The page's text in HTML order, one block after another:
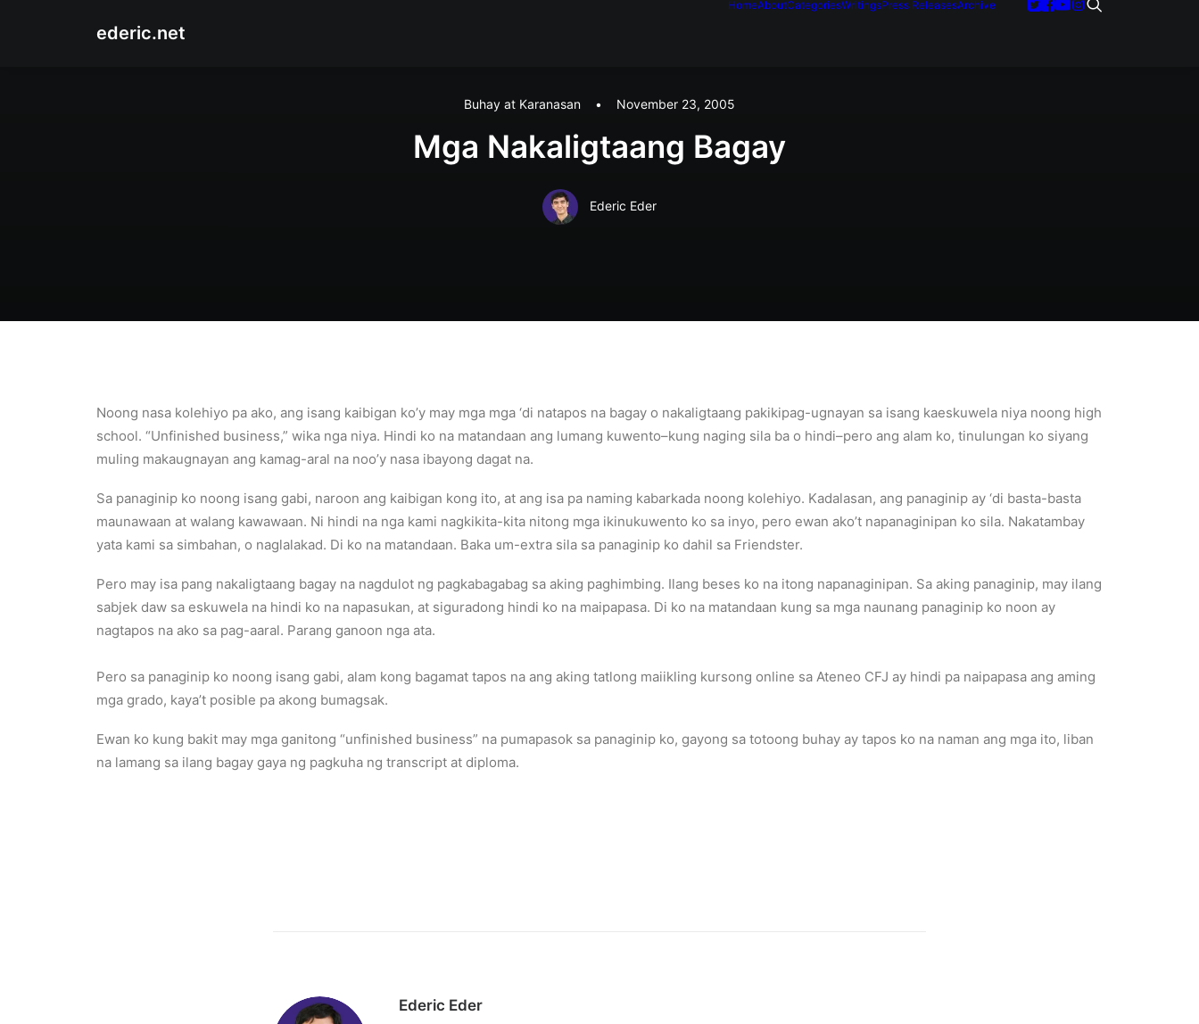
ederic.net
HomeAboutCategoriesWritingsPress ReleasesArchive
Buhay at Karanasan • November 23, 2005
Mga Nakaligtaang Bagay
Ederic Eder
Noong nasa kolehiyo pa ako, ang isang kaibigan ko’y may mga mga ‘di natapos na bagay o nakaligtaang pakikipag-ugnayan sa isang kaeskuwela niya noong high
school. “Unfinished business,” wika nga niya. Hindi ko na matandaan ang lumang kuwento–kung naging sila ba o hindi–pero ang alam ko, tinulungan ko siyang
muling makaugnayan ang kamag-aral na noo’y nasa ibayong dagat na.
Sa panaginip ko noong isang gabi, naroon ang kaibigan kong ito, at ang isa pa naming kabarkada noong kolehiyo. Kadalasan, ang panaginip ay ‘di basta-basta
maunawaan at walang kawawaan. Ni hindi na nga kami nagkikita-kita nitong mga ikinukuwento ko sa inyo, pero ewan ako’t napanaginipan ko sila. Nakatambay
yata kami sa simbahan, o naglalakad. Di ko na matandaan. Baka um-extra sila sa panaginip ko dahil sa Friendster.
Pero may isa pang nakaligtaang bagay na nagdulot ng pagkabagabag sa aking paghimbing. Ilang beses ko na itong napanaginipan. Sa aking panaginip, may ilang
sabjek daw sa eskuwela na hindi ko na napasukan, at siguradong hindi ko na maipapasa. Di ko na matandaan kung sa mga naunang panaginip ko noon ay
nagtapos na ako sa pag-aaral. Parang ganoon nga ata.
Pero sa panaginip ko noong isang gabi, alam kong bagamat tapos na ang aking tatlong maiikling kursong online sa Ateneo CFJ ay hindi pa naipapasa ang aming
mga grado, kaya’t posible pa akong bumagsak.
Ewan ko kung bakit may mga ganitong “unfinished business” na pumapasok sa panaginip ko, gayong sa totoong buhay ay tapos ko na naman ang mga ito, liban
na lamang sa ilang bagay gaya ng pagkuha ng transcript at diploma.
Ederic Eder